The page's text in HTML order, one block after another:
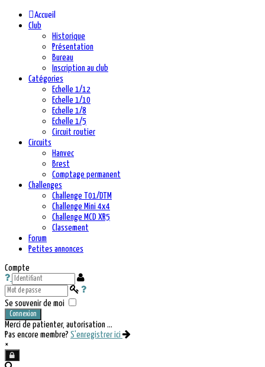
Accueil
Club
Historique
Présentation
Bureau
Inscription au club
Catégories
Echelle 1/12
Echelle 1/10
Echelle 1/8
Echelle 1/5
Circuit routier
Circuits
Hanvec
Brest
Comptage permanent
Challenges
Challenge T01/DTM
Challenge Mini 4x4
Challenge MCD XR5
Classement
Forum
Petites annonces
Compte
Se souvenir de moi
Connexion
Merci de patienter, autorisation ...
Pas encore membre? S'enregistrer ici
×